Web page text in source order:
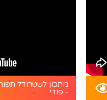
מתכון לשטרודל
- פודי